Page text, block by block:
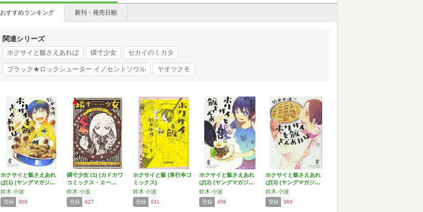
おすすめランキング 新刊・発売日順
関連シリーズ
ホクサイと飯さえあれば 燐寸少女 セカイのミカタ
ブラック★ロックシューター イノセントソウル ヤオツクモ
ホクサイと飯さえあれ
ば(1) (ヤングマガジ…
鈴木 小波
登録 809
燐寸少女 (1) (カドカワ
コミックス・エー…
鈴木 小波
登録 627
ホクサイと飯 (単行本コ
ミックス)
鈴木 小波
登録 611
ホクサイと飯さえあれ
ば(2) (ヤングマガジ…
鈴木 小波
登録 456
ホクサイと飯さえあれ
ば(3) (ヤングマガジ…
鈴木 小波
登録 369